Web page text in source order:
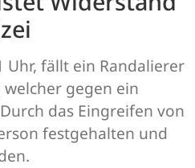
Uhr, fällt ein Randalierer
gegen ein
das Eingreifen von
festgehalten und